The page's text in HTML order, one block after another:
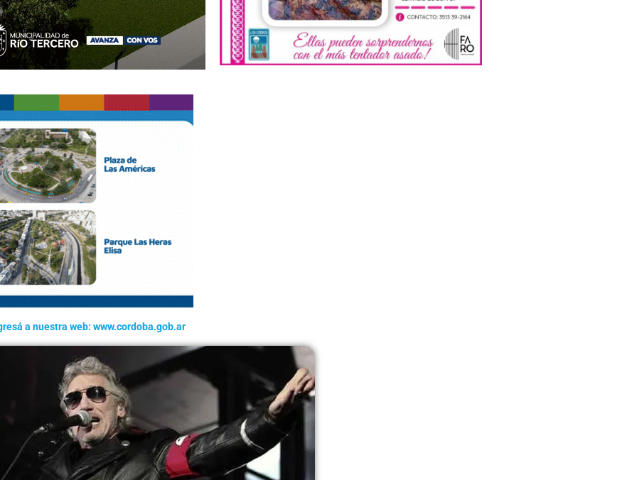
a nuestra web: www.cordoba.gob.ar